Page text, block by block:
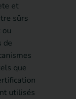
et
sûrs
ou
de
que
utilisés